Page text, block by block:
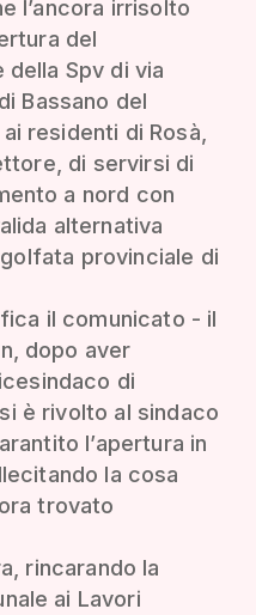
l’ancora irrisolto
del
Spv di via
Bassano del
residenti di Rosà,
di servirsi di
a nord con
alternativa
provinciale di
il comunicato - il
dopo aver
di
è rivolto al sindaco
l’apertura in
la cosa
trovato
rincarando la
ai Lavori